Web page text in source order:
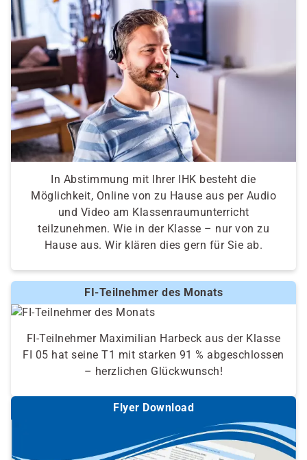
In Abstimmung mit Ihrer IHK besteht die
Möglichkeit, Online von zu Hause aus per Audio
und Video am Klassenraumunterricht
teilzunehmen. Wie in der Klasse – nur von zu
Hause aus. Wir klären dies gern für Sie ab.
FI-Teilnehmer des Monats
FI-Teilnehmer Maximilian Harbeck aus der Klasse
FI 05 hat seine T1 mit starken 91 % abgeschlossen
– herzlichen Glückwunsch!
Flyer Download